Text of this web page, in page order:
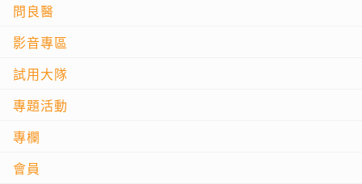
問良醫
影音專區
試用大隊
專題活動
專欄
會員